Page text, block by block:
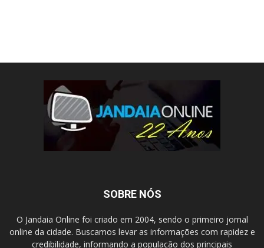
SOBRE NÓS
O Jandaia Online foi criado em 2004, sendo o primeiro jornal
online da cidade. Buscamos levar as informações com rapidez e
credibilidade, informando a população dos principais